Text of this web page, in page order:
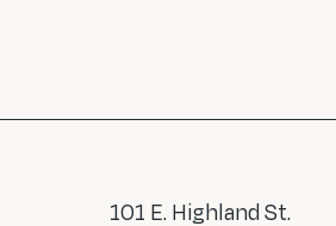
101 E. Highland St.